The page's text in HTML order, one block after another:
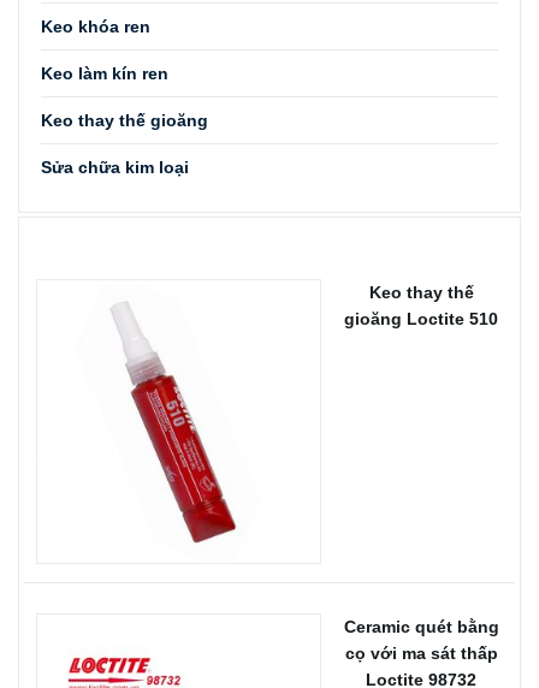
Keo khóa ren
Keo làm kín ren
Keo thay thế gioăng
Sửa chữa kim loại
Keo thay thế
gioăng Loctite 510
Ceramic quét bằng
cọ với ma sát thấp
Loctite 98732